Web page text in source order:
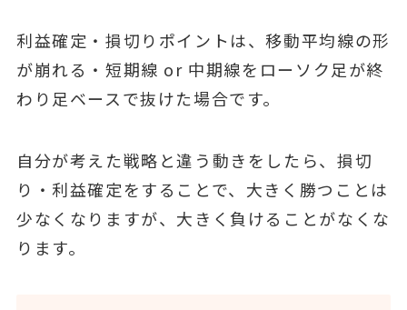
利益確定・損切りポイントは、移動平均線の形
が崩れる・短期線 or 中期線をローソク足が終
わり足ベースで抜けた場合です。
自分が考えた戦略と違う動きをしたら、損切
り・利益確定をすることで、大きく勝つことは
少なくなりますが、大きく負けることがなくな
ります。